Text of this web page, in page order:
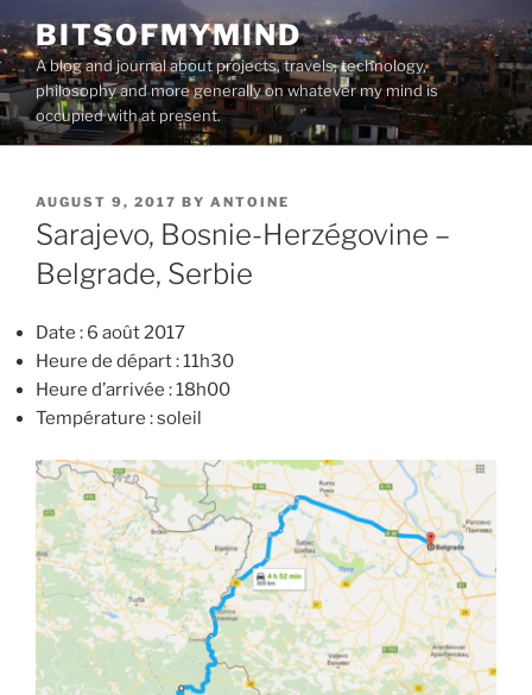
to
content
BITSOFMYMIND
A blog and journal about projects, travels, technology,
philosophy and more generally on whatever my mind is
occupied with at present.
POSTED
ON
AUGUST 9, 2017 BY ANTOINE
Sarajevo, Bosnie-Herzégovine –
Belgrade, Serbie
Date : 6 août 2017
Heure de départ : 11h30
Heure d’arrivée : 18h00
Température : soleil